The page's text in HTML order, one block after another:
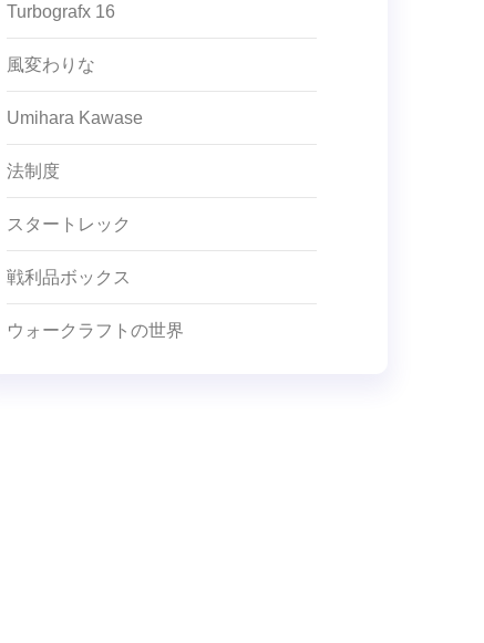
Turbografx 16
風変わりな
Umihara Kawase
法制度
スタートレック
戦利品ボックス
ウォークラフトの世界